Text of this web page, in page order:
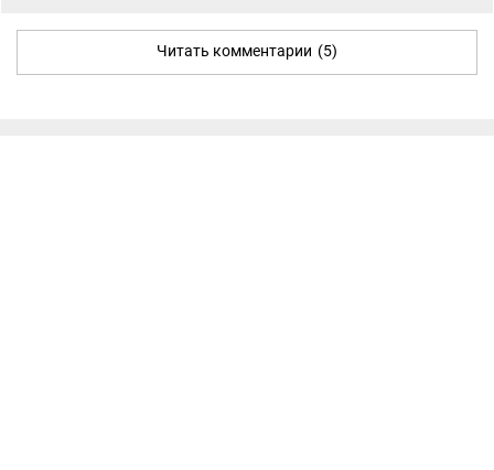
Читать комментарии (5)